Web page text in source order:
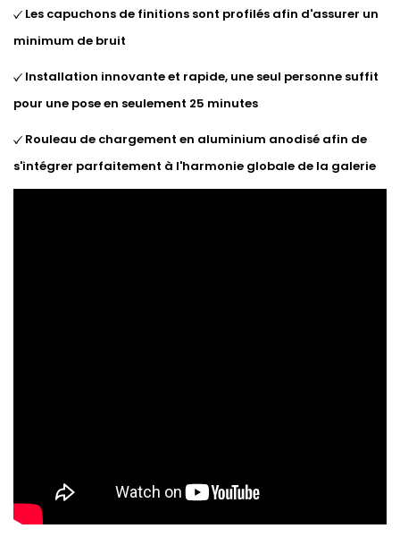
Les capuchons de finitions sont profilés afin d'assurer un
minimum de bruit
Installation innovante et rapide, une seul personne suffit
pour une pose en seulement 25 minutes
Rouleau de chargement en aluminium anodisé afin de
s'intégrer parfaitement à l'harmonie globale de la galerie